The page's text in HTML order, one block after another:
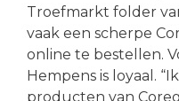
Troefmarkt folder
vaak een scherpe
online te bestellen.
Hempens is loyaal.
producten van